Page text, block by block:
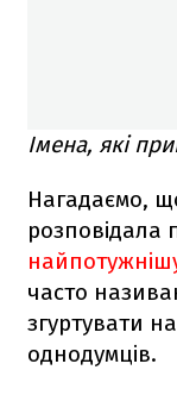
Імена, які
Нагадаємо,
розповідала
часто
згуртувати
однодумців.